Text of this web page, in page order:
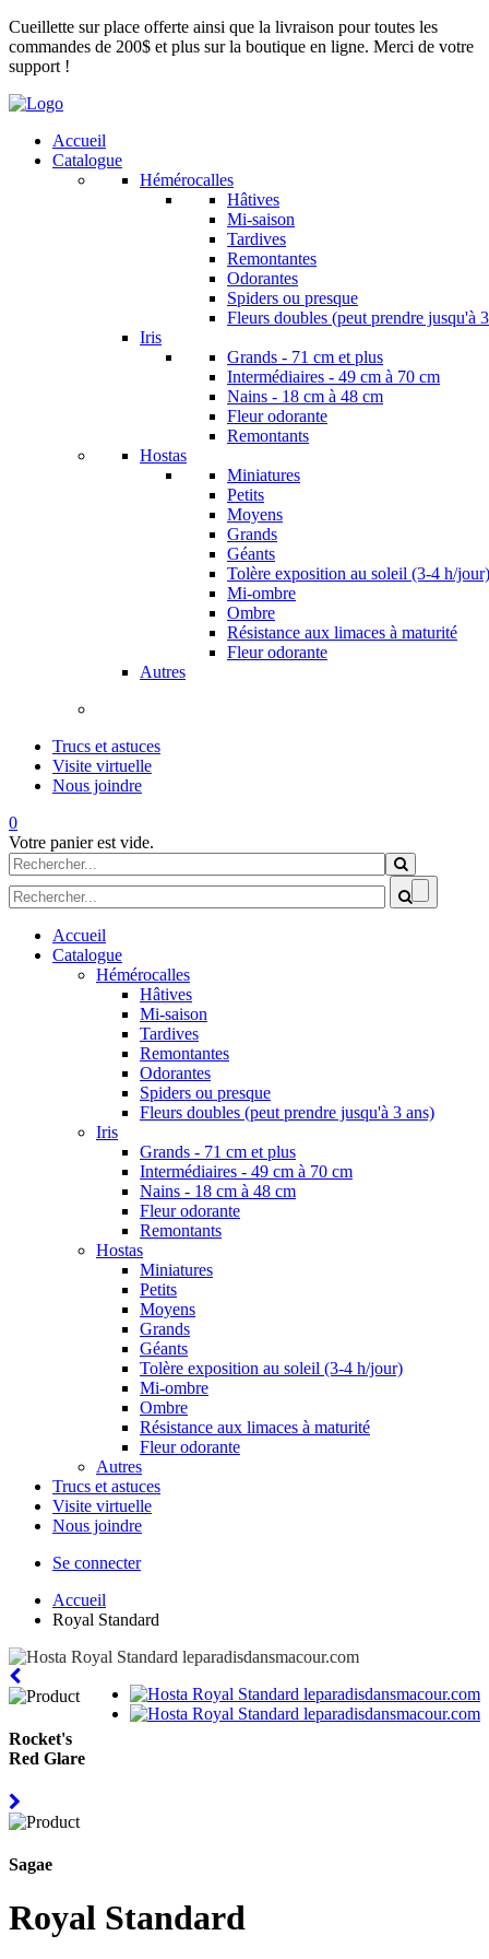
Cueillette sur place offerte ainsi que la livraison pour toutes les
commandes de 200$ et plus sur la boutique en ligne. Merci de votre
support !
Accueil
Catalogue
Hémérocalles
Hâtives
Mi-saison
Tardives
Remontantes
Odorantes
Spiders ou presque
Fleurs doubles (peut prendre jusqu'à
Iris
Grands - 71 cm et plus
Intermédiaires - 49 cm à 70 cm
Nains - 18 cm à 48 cm
Fleur odorante
Remontants
Hostas
Miniatures
Petits
Moyens
Grands
Géants
Tolère exposition au soleil (3-4 h/jour)
Mi-ombre
Ombre
Résistance aux limaces à maturité
Fleur odorante
Autres
Trucs et astuces
Visite virtuelle
Nous joindre
0
Votre panier est vide.
Formulaire de recherche
Formulaire de recherche
Rechercher
Accueil
Catalogue
Hémérocalles
Hâtives
Mi-saison
Tardives
Remontantes
Odorantes
Spiders ou presque
Fleurs doubles (peut prendre jusqu'à 3 ans)
Iris
Grands - 71 cm et plus
Intermédiaires - 49 cm à 70 cm
Nains - 18 cm à 48 cm
Fleur odorante
Remontants
Hostas
Miniatures
Petits
Moyens
Grands
Géants
Tolère exposition au soleil (3-4 h/jour)
Mi-ombre
Ombre
Résistance aux limaces à maturité
Fleur odorante
Autres
Trucs et astuces
Visite virtuelle
Nous joindre
Se connecter
Accueil
Royal Standard
Rocket's
Red Glare
Sagae
Royal Standard